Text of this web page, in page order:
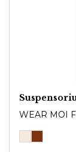
WEAR MOI